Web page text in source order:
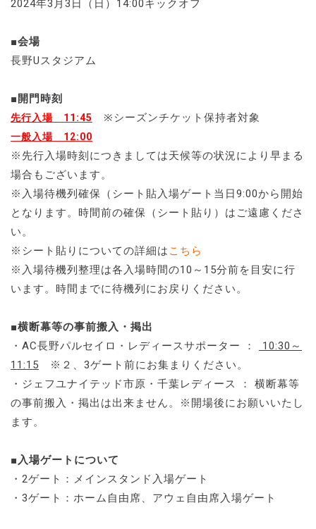
2024年3月3日（日）14:00キックオフ
■会場
長野Uスタジアム
■開門時刻
先行入場 11:45 ※シーズンチケット保持者対象
一般入場 12:00
※先行入場時刻につきましては天候等の状況により早まる
場合もございます。
※入場待機列確保（シート貼入場ゲート当日9:00から開始
となります。時間前の確保（シート貼り）はご遠慮くださ
い。
※シート貼りについての詳細は こちら
※入場待機列整理は各入場時間の10～15分前を目安に行
います。時間までに待機列にお戻りください。
■横断幕等の事前搬入・掲出
・AC長野パルセイロ・レディースサポーター ：
10:30～
11:15 ※２、3ゲート前にお集まりください。
・ジェフユナイテッド市原・千葉レディース ： 横断幕等
の事前搬入・掲出は出来ません。※開場後にお願いいたし
ます。
■入場ゲートについて
・2ゲート：メインスタンド入場ゲート
・3ゲート：ホーム自由席、アウェ自由席入場ゲート